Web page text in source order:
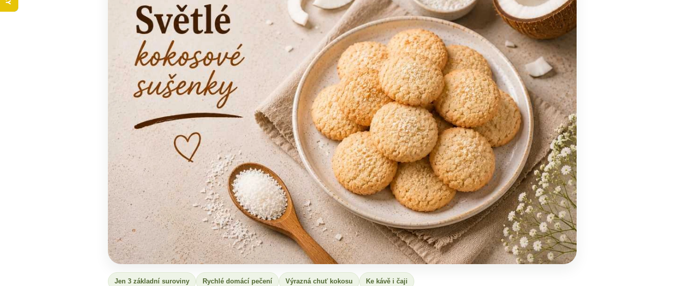
Jen 3 základní suroviny Rychlé domácí pečení Výrazná chuť kokosu Ke kávě i čaji